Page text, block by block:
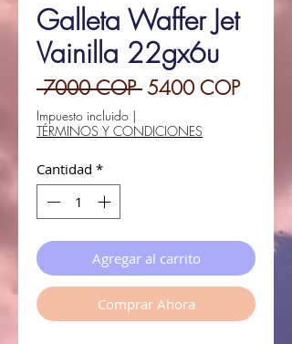
Galleta Waffer Jet
Vainilla 22gx6u
7000 COP Precio
5400 COPPrecio
Impuesto incluido |
TÉRMINOS Y CONDICIONES
Cantidad *
Agregar al carrito
Comprar Ahora